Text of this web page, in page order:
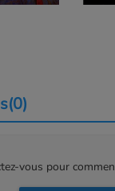
vous pour